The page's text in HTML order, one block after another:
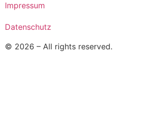
© 2026 – All rights reserved.
Datenschutz
Impressum